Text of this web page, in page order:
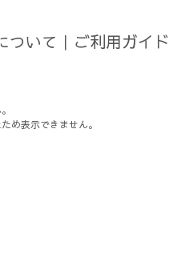
ついて ｜ ご利用ガイド
め表示できません。